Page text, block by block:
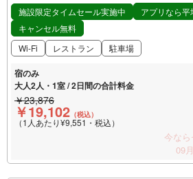
施設限定タイムセール実施中
アプリなら平
キャンセル無料
Wi-Fi
レストラン 駐車場
宿のみ
大人2人・1室 / 2日間の合計料金
￥23,876
￥19,102 （税込）
（1人あたり¥9,551・税込）
今な
09